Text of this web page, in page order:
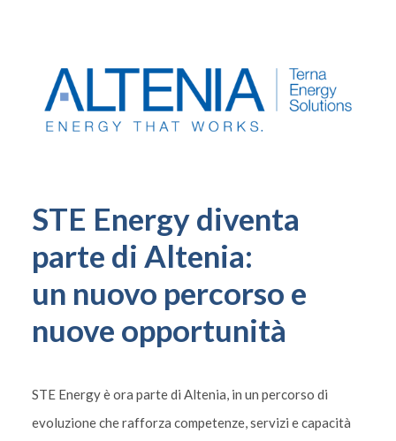
STE Energy diventa
parte di Altenia:
un nuovo percorso e
nuove opportunità
STE Energy è ora parte di Altenia, in un percorso di
evoluzione che rafforza competenze, servizi e capacità